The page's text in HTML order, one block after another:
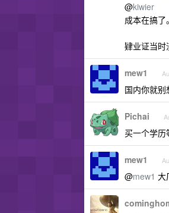
@kiwier
成本在搞了
肄业证当时
mew1
国内你就别
Pichai
买一个学历
mew1
@mew1 大